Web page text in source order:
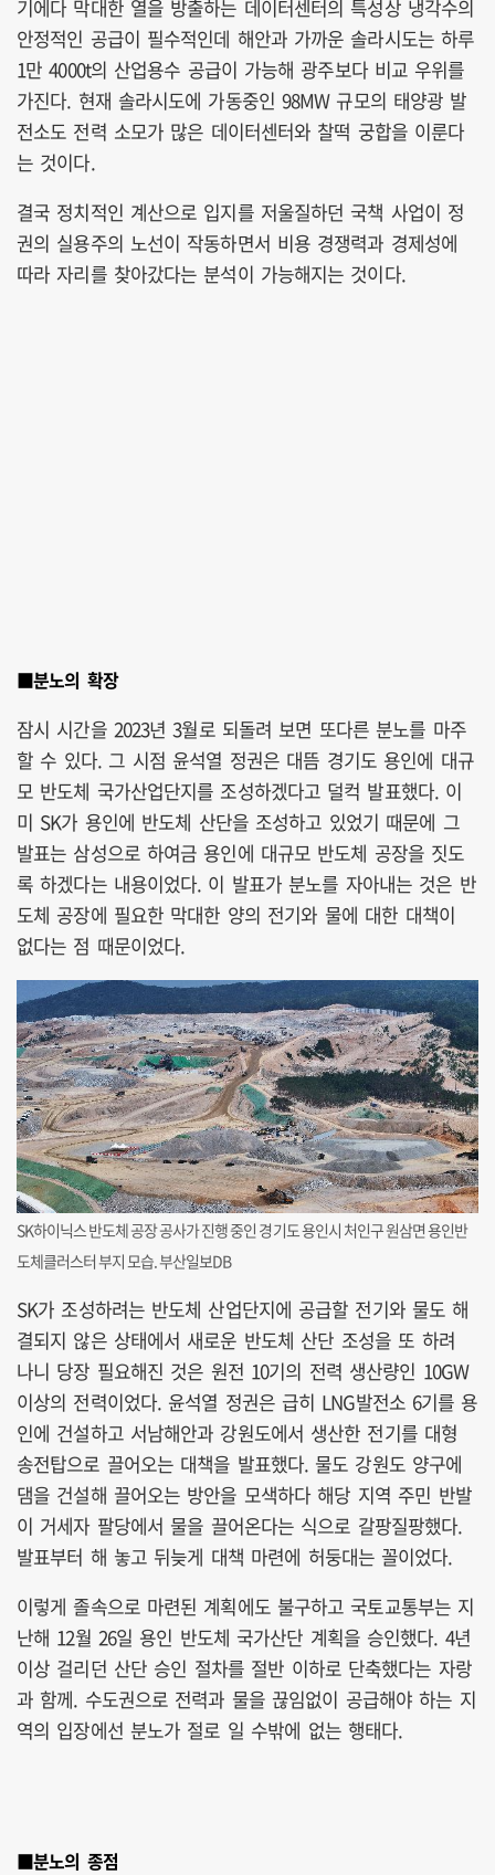
기에다 막대한 열을 방출하는 데이터센터의 특성상 냉각수의
안정적인 공급이 필수적인데 해안과 가까운 솔라시도는 하루
1만 4000t의 산업용수 공급이 가능해 광주보다 비교 우위를
가진다. 현재 솔라시도에 가동중인 98MW 규모의 태양광 발
전소도 전력 소모가 많은 데이터센터와 찰떡 궁합을 이룬다
는 것이다.
결국 정치적인 계산으로 입지를 저울질하던 국책 사업이 정
권의 실용주의 노선이 작동하면서 비용 경쟁력과 경제성에
따라 자리를 찾아갔다는 분석이 가능해지는 것이다.
■분노의 확장
잠시 시간을 2023년 3월로 되돌려 보면 또다른 분노를 마주
할 수 있다. 그 시점 윤석열 정권은 대뜸 경기도 용인에 대규
모 반도체 국가산업단지를 조성하겠다고 덜컥 발표했다. 이
미 SK가 용인에 반도체 산단을 조성하고 있었기 때문에 그
발표는 삼성으로 하여금 용인에 대규모 반도체 공장을 짓도
록 하겠다는 내용이었다. 이 발표가 분노를 자아내는 것은 반
도체 공장에 필요한 막대한 양의 전기와 물에 대한 대책이
없다는 점 때문이었다.
SK하이닉스 반도체 공장 공사가 진행 중인 경기도 용인시 처인구 원삼면 용인반
도체클러스터 부지 모습. 부산일보DB
SK가 조성하려는 반도체 산업단지에 공급할 전기와 물도 해
결되지 않은 상태에서 새로운 반도체 산단 조성을 또 하려
나니 당장 필요해진 것은 원전 10기의 전력 생산량인 10GW
이상의 전력이었다. 윤석열 정권은 급히 LNG발전소 6기를 용
인에 건설하고 서남해안과 강원도에서 생산한 전기를 대형
송전탑으로 끌어오는 대책을 발표했다. 물도 강원도 양구에
댐을 건설해 끌어오는 방안을 모색하다 해당 지역 주민 반발
이 거세자 팔당에서 물을 끌어온다는 식으로 갈팡질팡했다.
발표부터 해 놓고 뒤늦게 대책 마련에 허둥대는 꼴이었다.
이렇게 졸속으로 마련된 계획에도 불구하고 국토교통부는 지
난해 12월 26일 용인 반도체 국가산단 계획을 승인했다. 4년
이상 걸리던 산단 승인 절차를 절반 이하로 단축했다는 자랑
과 함께. 수도권으로 전력과 물을 끊임없이 공급해야 하는 지
역의 입장에선 분노가 절로 일 수밖에 없는 행태다.
■분노의 종점